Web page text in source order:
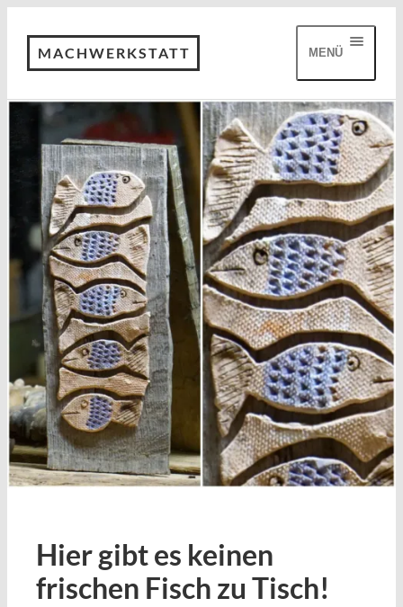
MACHWERKSTATT MENÜ
Hier gibt es keinen
frischen Fisch zu Tisch!